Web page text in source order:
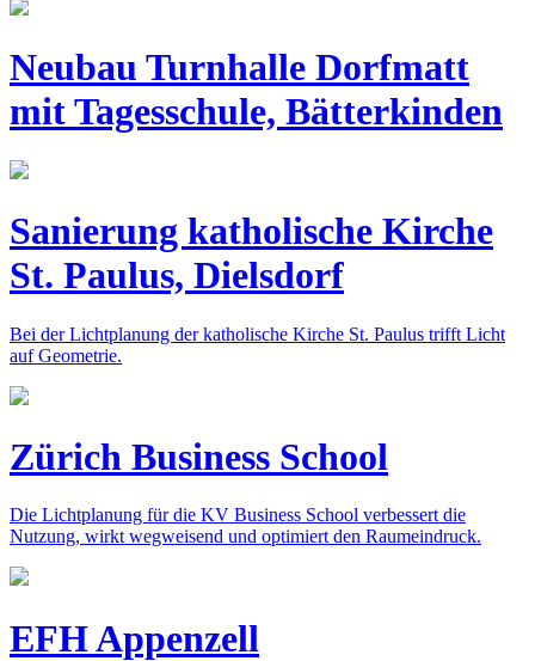
Neubau Turnhalle Dorfmatt
mit Tagesschule, Bätterkinden
Sanierung katholische Kirche
St. Paulus, Dielsdorf
Bei der Lichtplanung der katholische Kirche St. Paulus trifft Licht
auf Geometrie.
Zürich Business School
Die Lichtplanung für die KV Business School verbessert die
Nutzung, wirkt wegweisend und optimiert den Raumeindruck.
EFH Appenzell